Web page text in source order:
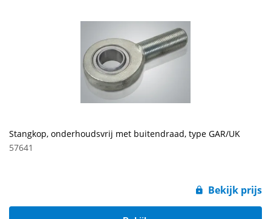
Stangkop, onderhoudsvrij met buitendraad, type GAR/UK
57641
Bekijk prijs